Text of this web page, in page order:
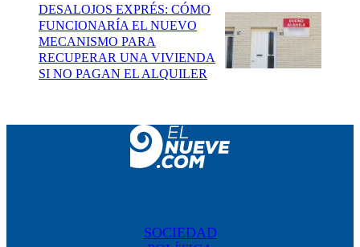
DESALOJOS EXPRÉS: CÓMO
FUNCIONARÍA EL NUEVO
MECANISMO PARA
RECUPERAR UNA VIVIENDA
SI NO PAGAN EL ALQUILER
SOCIEDAD